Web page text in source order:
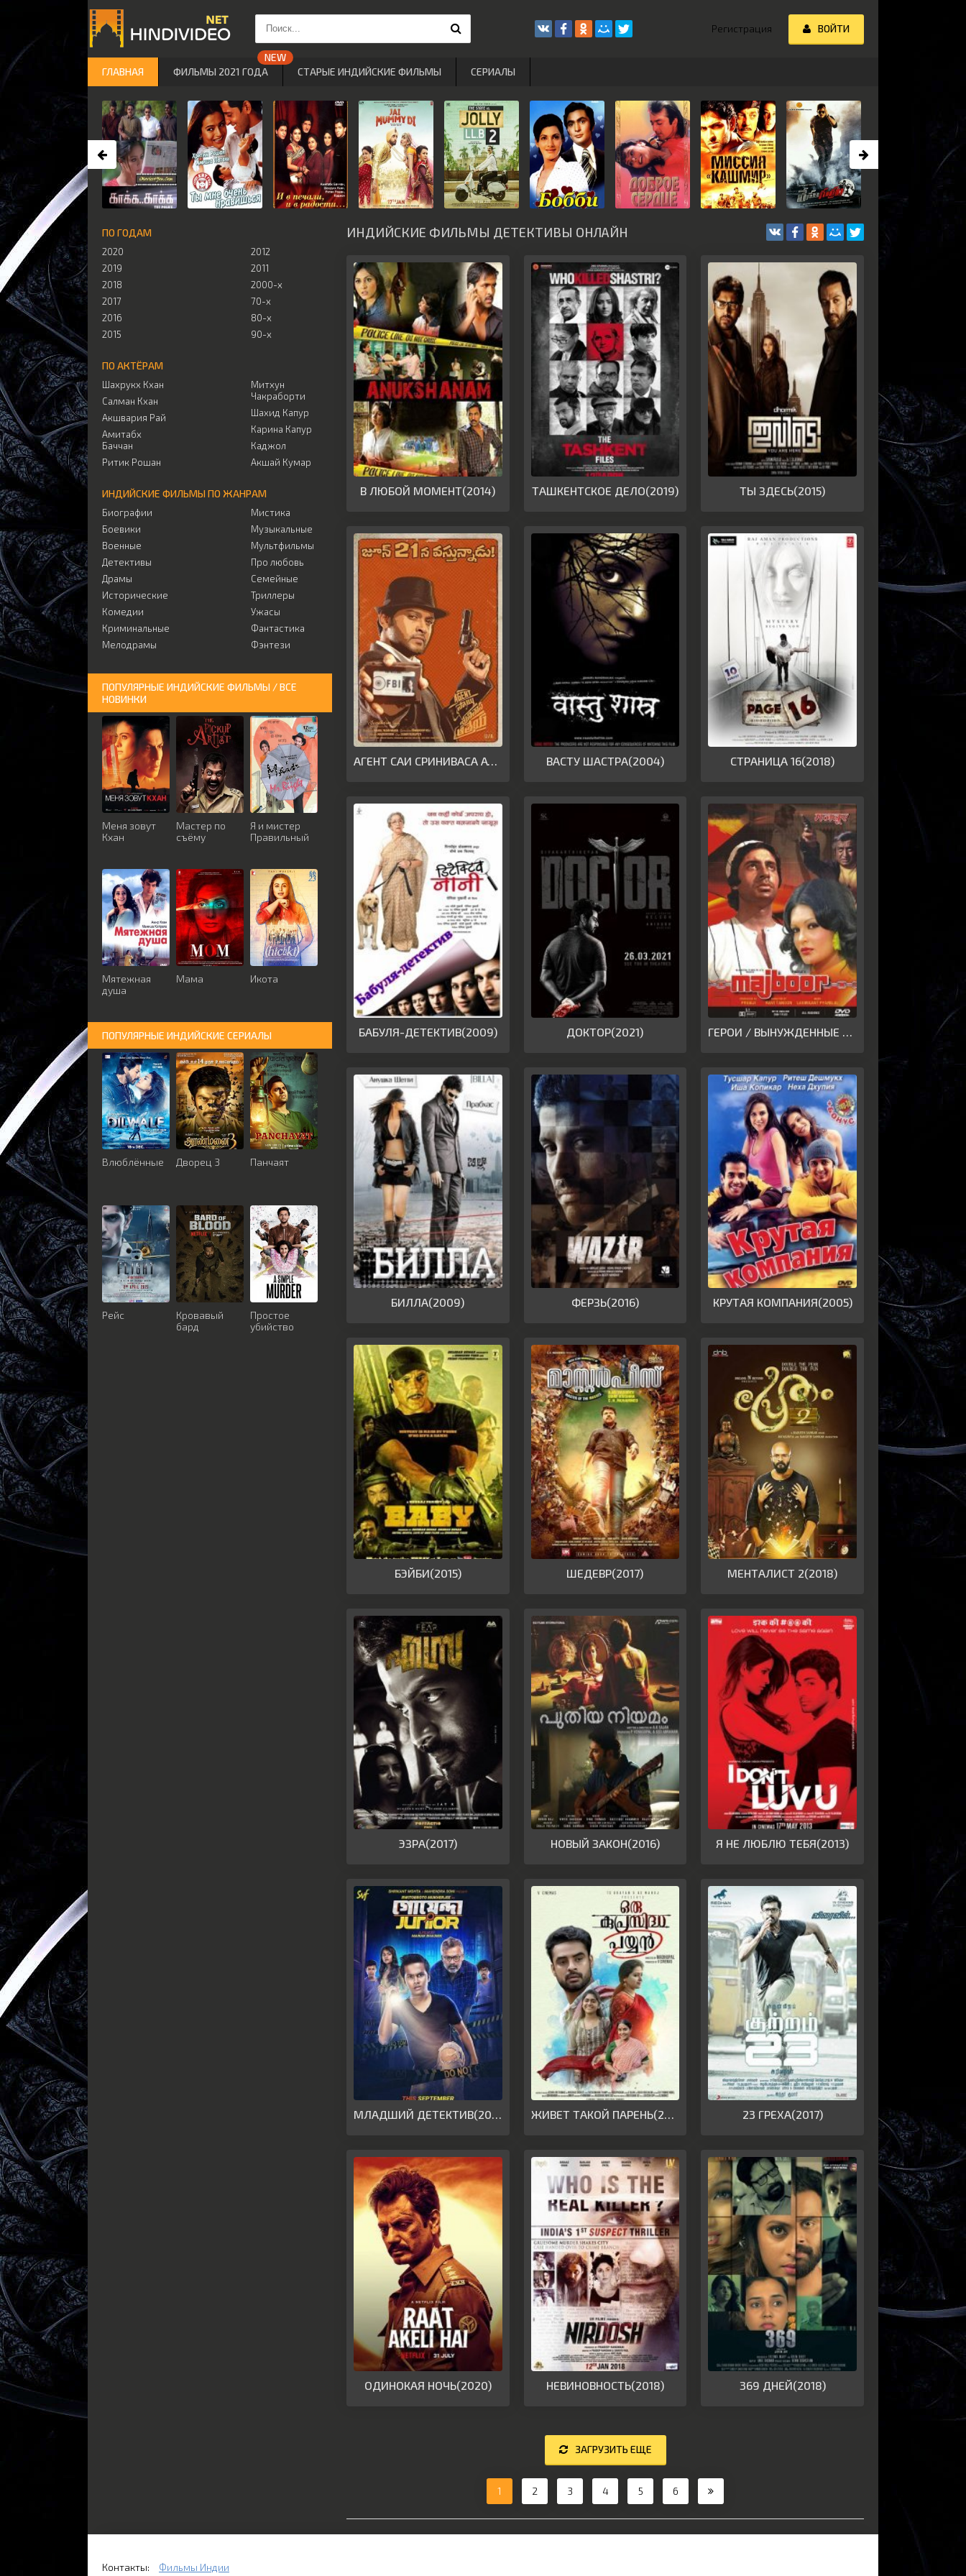
ИНДИЙСКИЕ ФИЛЬМЫ ДЕТЕКТИВЫ ОНЛАЙН
В ЛЮБОЙ МОМЕНТ(2014) ТАШКЕНТСКОЕ ДЕЛО(2019) ТЫ ЗДЕСЬ(2015)
АГЕНТ САИ СРИНИВАСА АТРЕЯ(2019) ВАСТУ ШАСТРА(2004) СТРАНИЦА 16(2018)
БАБУЛЯ-ДЕТЕКТИВ(2009) ДОКТОР(2021)
БИЛЛА(2009) ФЕРЗЬ(2016) КРУТАЯ КОМПАНИЯ(2005)
БЭЙБИ(2015) ШЕДЕВР(2017) МЕНТАЛИСТ 2(2018)
ЭЗРА(2017) НОВЫЙ ЗАКОН(2016) Я НЕ ЛЮБЛЮ ТЕБЯ(2013)
МЛАДШИЙ ДЕТЕКТИВ(2019) ЖИВЕТ ТАКОЙ ПАРЕНЬ(2018) 23 ГРЕХА(2017)
ОДИНОКАЯ НОЧЬ(2020) НЕВИНОВНОСТЬ(2018) 369 ДНЕЙ(2018)
ЗАГРУЗИТЬ ЕЩЕ
1 2 3 4 5 6
ПО ГОДАМ
2020
2019
2018
2017
2016
2015
2012
2011
2000-х
70-х
80-х
90-х
ПО АКТЁРАМ
Шахрукх Кхан
Салман Кхан
Акшвария Рай
Амитабх
Баччан
Ритик Рошан
Митхун
Чакраборти
Шахид Капур
Карина Капур
Каджол
Акшай Кумар
ИНДИЙСКИЕ ФИЛЬМЫ ПО ЖАНРАМ
Биографии
Боевики
Военные
Детективы
Драмы
Исторические
Комедии
Криминальные
Мелодрамы
Мистика
Музыкальные
Мультфильмы
Про любовь
Семейные
Триллеры
Ужасы
Фантастика
Фэнтези
ПОПУЛЯРНЫЕ ИНДИЙСКИЕ ФИЛЬМЫ / ВСЕ
НОВИНКИ
Меня зовут
Кхан
Мастер по
съёму
Я и мистер
Правильный
Мятежная
душа
Мама Икота
ПОПУЛЯРНЫЕ ИНДИЙСКИЕ СЕРИАЛЫ
Влюблённые Дворец 3 Панчаят
Рейс
Кровавый
бард
Простое
убийство
Регистрация ВОЙТИ
ГЛАВНАЯ ФИЛЬМЫ 2021 ГОДА СТАРЫЕ ИНДИЙСКИЕ ФИЛЬМЫ СЕРИАЛЫ
Контакты: Фильмы Индии